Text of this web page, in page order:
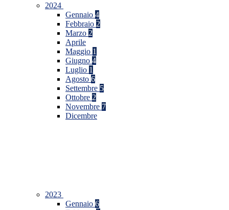
2024
Gennaio 4
Febbraio 2
Marzo 2
Aprile
Maggio 1
Giugno 4
Luglio 1
Agosto 6
Settembre 5
Ottobre 2
Novembre 7
Dicembre
2023
Gennaio 6